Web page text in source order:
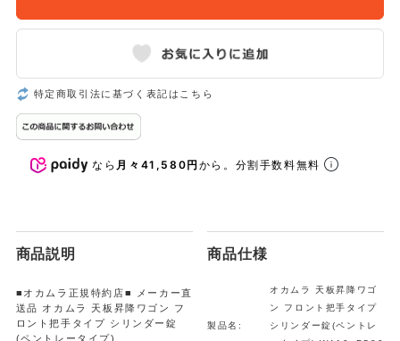
特定商取引法に基づく表記はこちら
なら 月々41,580円から。分割手数料無料
商品説明
■オカムラ正規特約店■ メーカー直
送品 オカムラ 天板昇降ワゴン フ
ロント把手タイプ シリンダー錠
(ペントレータイプ)
商品仕様
製品名:
オカムラ 天板昇降ワゴ
ン フロント把手タイプ
シリンダー錠(ペントレ